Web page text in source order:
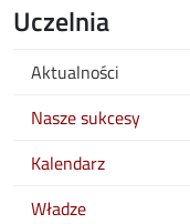
Uczelnia
Aktualności
Nasze sukcesy
Kalendarz
Władze